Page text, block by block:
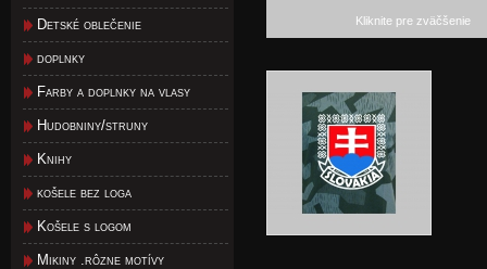
Detské oblečenie
doplnky
Farby a doplnky na vlasy
Hudobniny/struny
Knihy
košele bez loga
Košele s logom
Mikiny .rôzne motívy
Kliknite pre zväčšenie